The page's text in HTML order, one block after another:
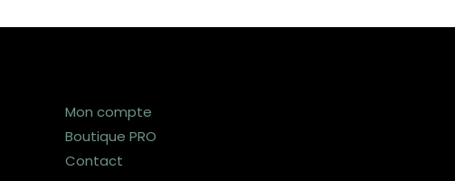
Mon compte
Boutique PRO
Contact